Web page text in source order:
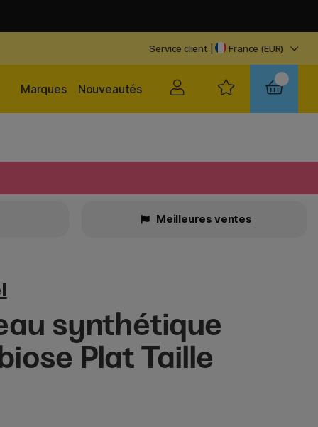
Service client | France (EUR)
Nouveautés
Marques
Meilleures ventes
synthétique
Plat Taille